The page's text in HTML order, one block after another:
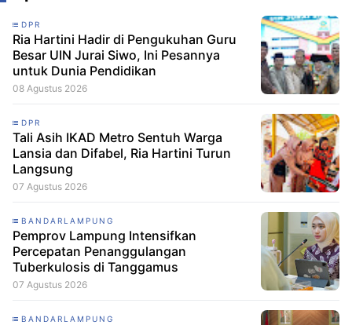
DPR
Ria Hartini Hadir di Pengukuhan Guru
Besar UIN Jurai Siwo, Ini Pesannya
untuk Dunia Pendidikan
08 Agustus 2026
DPR
Tali Asih IKAD Metro Sentuh Warga
Lansia dan Difabel, Ria Hartini Turun
Langsung
07 Agustus 2026
BANDARLAMPUNG
Pemprov Lampung Intensifkan
Percepatan Penanggulangan
Tuberkulosis di Tanggamus
07 Agustus 2026
BANDARLAMPUNG